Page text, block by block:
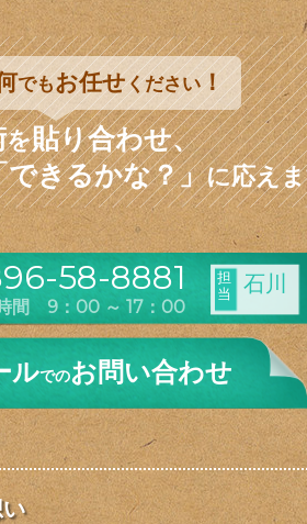
でもお任せください！
を貼り合わせ、
できるかな？」に応え
58-8881
間 9：00 ～ 17：00
担
当
石川
ルでのお問い合わせ